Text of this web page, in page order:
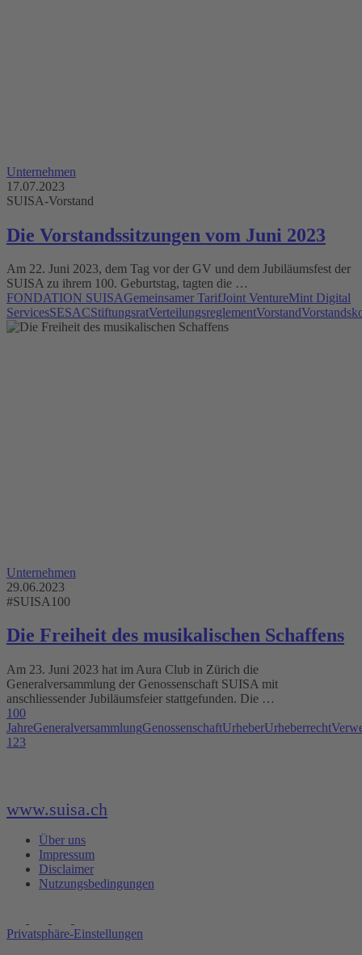
Unternehmen
17.07.2023
SUISA-Vorstand
Die Vorstandssitzungen vom Juni 2023
Am 22. Juni 2023, dem Tag vor der GV und dem Jubiläumsfest der
SUISA zu ihrem 100. Geburtstag, tagten die …
FONDATION SUISAGemeinsamer TarifJoint VentureMint Digital
ServicesSESACStiftungsratVerteilungsreglementVorstand
Unternehmen
29.06.2023
#SUISA100
Die Freiheit des musikalischen Schaffens
Am 23. Juni 2023 hat im Aura Club in Zürich die
Generalversammlung der Genossenschaft SUISA mit
anschliessender Jubiläumsfeier stattgefunden. Die …
100
JahreGeneralversammlungGenossenschaftUrheberUrheberrecht
1 23
www.suisa.ch
Über uns
Impressum
Disclaimer
Nutzungsbedingungen
Privatsphäre-Einstellungen